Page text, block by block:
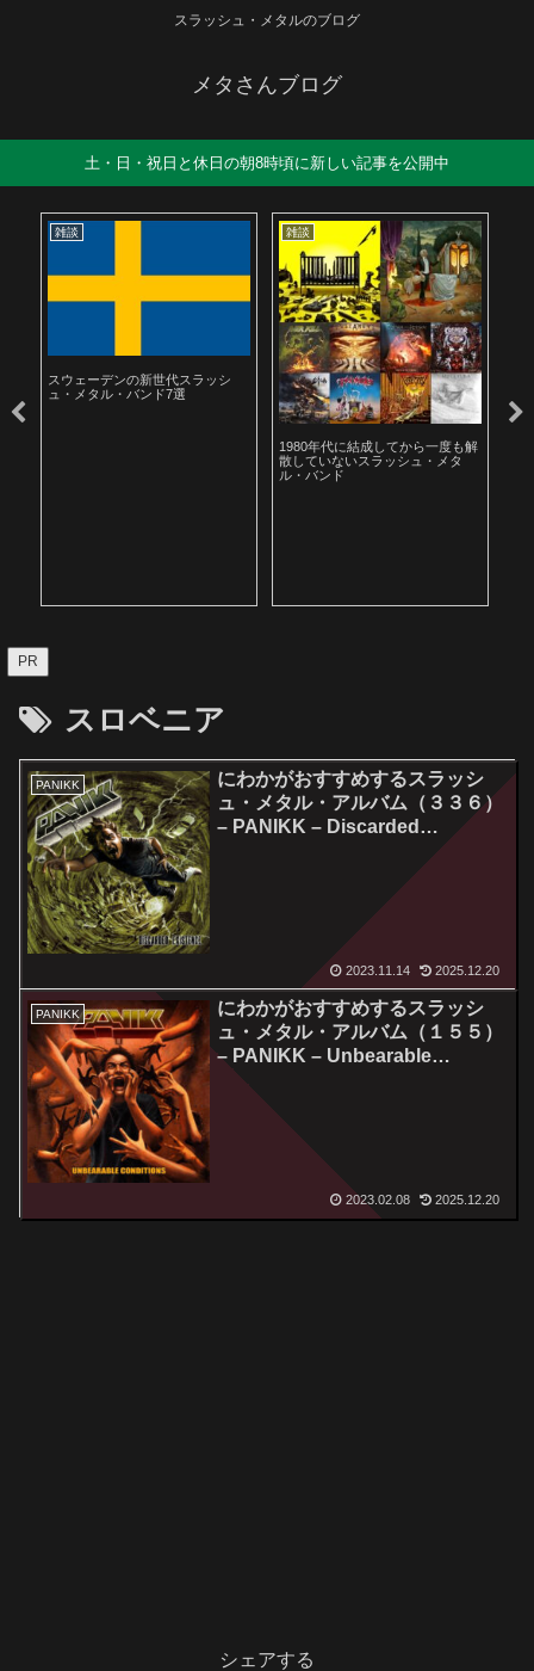
スラッシュ・メタルのブログ
メタさんブログ
土・日・祝日と休日の朝8時頃に新しい記事を公開中
雑談
スウェーデンの新世代スラッシ
ュ・メタル・バンド7選
雑談
1980年代に結成してから一度も解
散していないスラッシュ・メタ
ル・バンド
PR
スロベニア
PANIKK
にわかがおすすめするスラッシ
ュ・メタル・アルバム（３３６）
– PANIKK – Discarded
2023.11.14 2025.12.20
PANIKK
にわかがおすすめするスラッシ
ュ・メタル・アルバム（１５５）
– PANIKK – Unbearable
Conditions
2023.02.08 2025.12.20
シェアする